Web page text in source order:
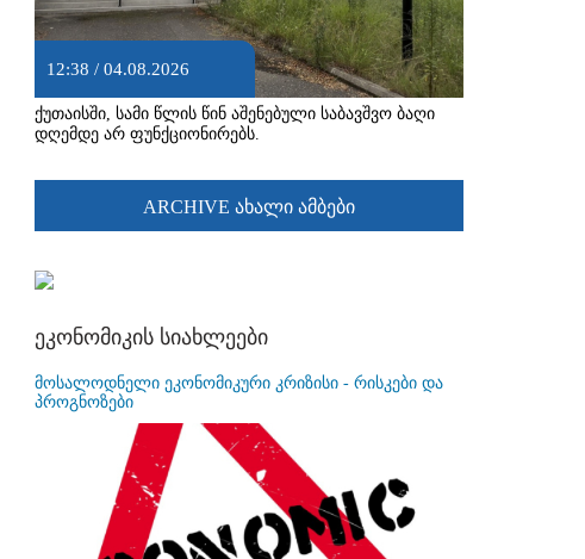
12:38 / 04.08.2026
ქუთაისში, სამი წლის წინ აშენებული საბავშვო ბაღი
დღემდე არ ფუნქციონირებს.
ARCHIVE ახალი ამბები
ეკონომიკის სიახლეები
მოსალოდნელი ეკონომიკური კრიზისი - რისკები და
პროგნოზები